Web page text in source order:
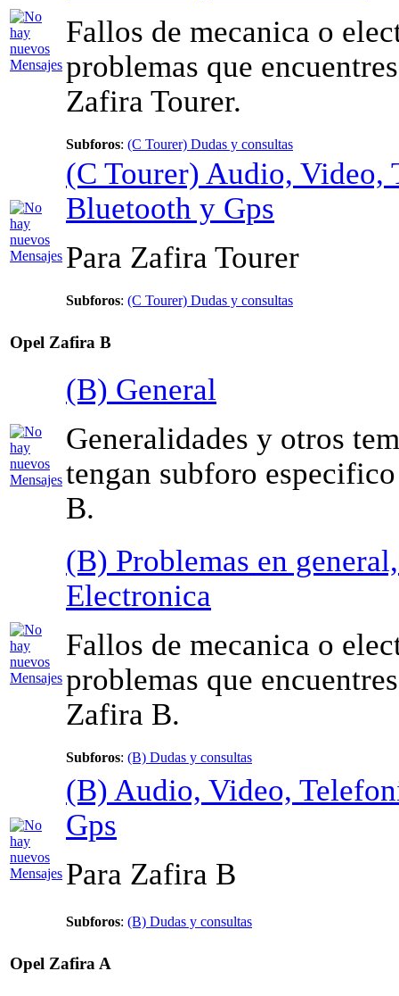
Fallos de mecanica o
problemas que
Zafira Tourer.
Subforos: (C Tourer) Dudas y consultas
(C Tourer) Audio, Video,
Bluetooth y Gps
Para Zafira Tourer
Subforos: (C Tourer) Dudas y consultas
Opel Zafira B
(B) General
Generalidades y otros
tengan subforo
B.
(B) Problemas en
Electronica
Fallos de mecanica o
problemas que
Zafira B.
Subforos: (B) Dudas y consultas
(B) Audio, Video,
Gps
Para Zafira B
Subforos: (B) Dudas y consultas
Opel Zafira A